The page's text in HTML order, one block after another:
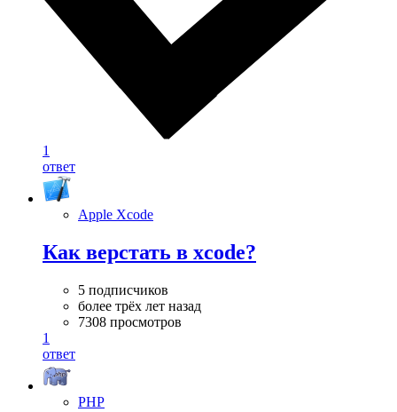
1
ответ
Apple Xcode
Как верстать в xcode?
5 подписчиков
более трёх лет назад
7308 просмотров
1
ответ
PHP